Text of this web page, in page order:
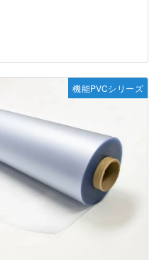
機能PVCシリーズ